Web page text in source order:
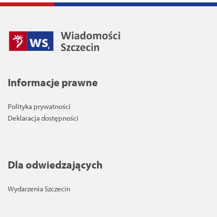
Informacje prawne
Polityka prywatności
Deklaracja dostępności
Dla odwiedzających
Wydarzenia Szczecin